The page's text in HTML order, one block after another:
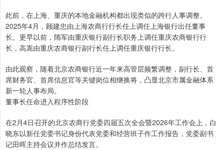
此前，在上海、重庆的本地金融机构都出现类似的跨行人事调整。
2025年4月，顾建忠由上海农商行行长任上调任上海银行出任董事
长。更早以前，隋军由重庆银行副行长职务上调任重庆农商银行行
长，高嵩由重庆农商银行副行长任上调任重庆银行行长。
由此观察，随着北京农商银行近一年来高管层频繁调整，副行长、首
席财务官、首席信息官等关键岗位相继换将，凸显北京市属金融体系
新一轮人事布局。
董事长任命进入程序性阶段
在2月4日召开的北京农商行党委四届五次全会暨2026年工作会上，白
晓东以新任党委书记身份代表党委和经营班子作工作报告，党委副书
记田晖主持会议并作总结发言。